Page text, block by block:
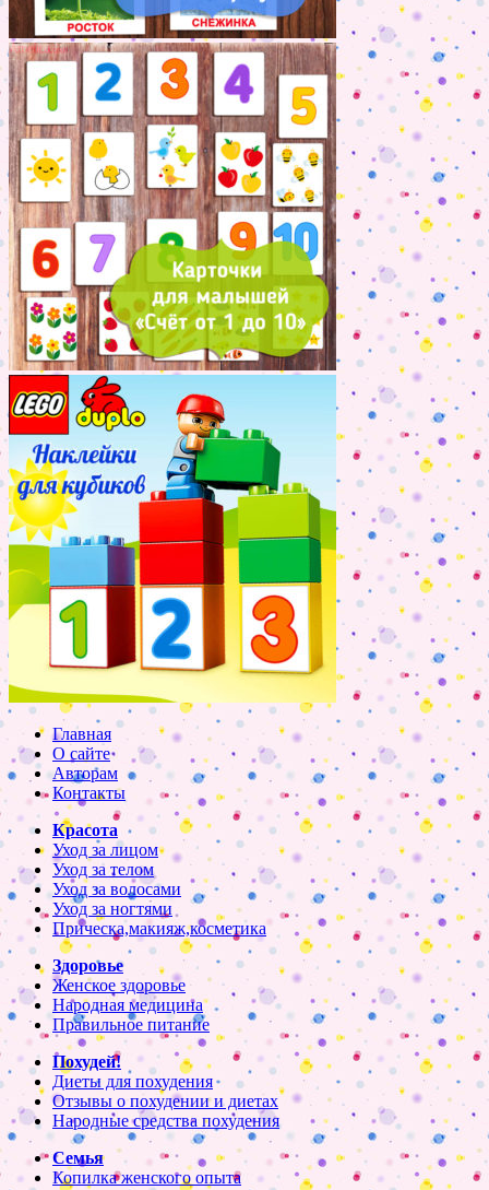
Главная
О сайте
Авторам
Контакты
Красота
Уход за лицом
Уход за телом
Уход за волосами
Уход за ногтями
Прическа,макияж,косметика
Здоровье
Женское здоровье
Народная медицина
Правильное питание
Похудей!
Диеты для похудения
Отзывы о похудении и диетах
Народные средства похудения
Семья
Копилка женского опыта